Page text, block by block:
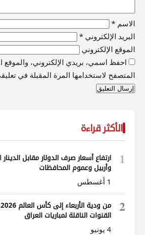
الاسم *
البريد الإلكتروني *
الموقع الإلكتروني
احفظ اسمي، بريدي الإلكتروني، والموقع
المتصفح لاستخدامها المرة المقبلة في
الأكثر قراءة
1
ارتفاع أسعار صرف الدولار مقابل
وأربيل وعموم المحافظات
1 أغسطس
2
القنوات الناقلة لمباريات العراق
4 يونيو